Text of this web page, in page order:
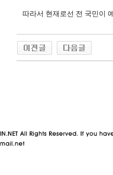
따라서 현재로선 전 국민이